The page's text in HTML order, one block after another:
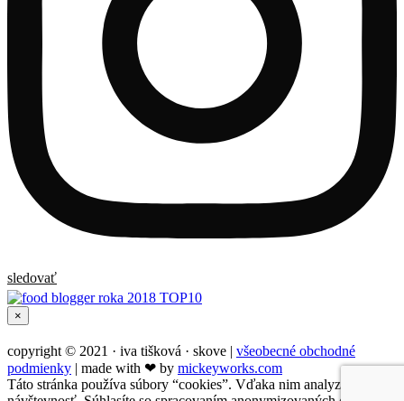
sledovať
Zatvoriť
rýchle
produktu
×
copyright © 2021 · iva tišková · skove | všeobecné obchodné
podmienky | made with ❤︎ by mickeyworks.com
Táto stránka používa súbory “cookies”. Vďaka nim analyzujeme